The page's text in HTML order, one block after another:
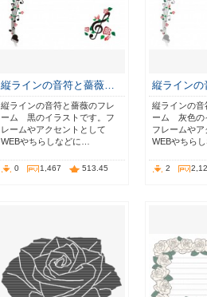
縦ラインの音符と薔薇…
縦ラインの音符と薔薇のフレ
ーム 黒のイラストです。フ
レームやアクセントとして
WEBやちらしなどに…
0 1,467 513.45
縦ライン
縦ラインの音
ーム 灰色の
フレームや
WEBやちら
2